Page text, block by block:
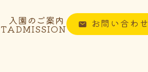
入園のご案内
ADMISSION お問い合わせ